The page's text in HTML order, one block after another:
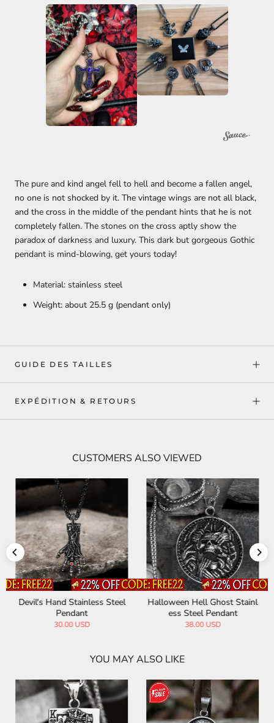
The pure and kind angel fell to hell and become a fallen angel,
no one is not shocked by it. The vintage wings are not all black,
and the cross in the middle of the pendant hints that he is not
completely fallen. The stones on the cross aptly show the
paradox of darkness and luxury. This dark but gorgeous Gothic
pendant is mind-blowing, get yours today!
Material: stainless steel
Weight: about 25.5 g (pendant only)
GUIDE DES TAILLES
EXPÉDITION & RETOURS
CUSTOMERS ALSO VIEWED
Devil's Hand Stainless Steel
Pendant
30.00 USD
Halloween Hell Ghost Stainl
ess Steel Pendant
38.00 USD
YOU MAY ALSO LIKE